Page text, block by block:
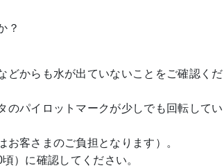
？
からも水が出ていないことをご確認くだ
パイロットマークが少しでも回転してい
客さまのご負担となります）。
）に確認してください。